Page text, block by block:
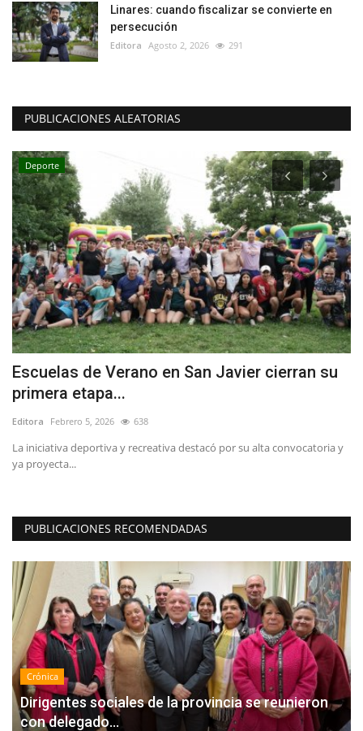
Linares: cuando fiscalizar se convierte en
persecución
Editora Agosto 2, 2026 291
PUBLICACIONES ALEATORIAS
Deporte
Escuelas de Verano en San Javier cierran su
primera etapa...
Editora Febrero 5, 2026 638
La iniciativa deportiva y recreativa destacó por su alta convocatoria y
ya proyecta...
PUBLICACIONES RECOMENDADAS
Crónica
Dirigentes sociales de la provincia se reunieron
con delegado...